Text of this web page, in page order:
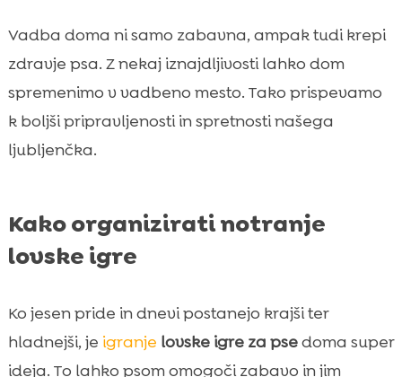
Vadba doma ni samo zabavna, ampak tudi krepi
zdravje psa. Z nekaj iznajdljivosti lahko dom
spremenimo v vadbeno mesto. Tako prispevamo
k boljši pripravljenosti in spretnosti našega
ljubljenčka.
Kako organizirati notranje
lovske igre
Ko jesen pride in dnevi postanejo krajši ter
hladnejši, je igranje lovske igre za psedoma super
ideja. To lahko psom omogoči zabavo in jim